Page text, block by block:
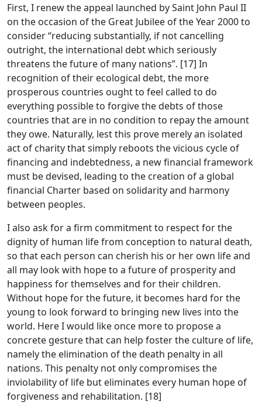
First, I renew the appeal launched by Saint John Paul II
on the occasion of the Great Jubilee of the Year 2000 to
consider “reducing substantially, if not cancelling
outright, the international debt which seriously
threatens the future of many nations”. [17] In
recognition of their ecological debt, the more
prosperous countries ought to feel called to do
everything possible to forgive the debts of those
countries that are in no condition to repay the amount
they owe. Naturally, lest this prove merely an isolated
act of charity that simply reboots the vicious cycle of
financing and indebtedness, a new financial framework
must be devised, leading to the creation of a global
financial Charter based on solidarity and harmony
between peoples.
I also ask for a firm commitment to respect for the
dignity of human life from conception to natural death,
so that each person can cherish his or her own life and
all may look with hope to a future of prosperity and
happiness for themselves and for their children.
Without hope for the future, it becomes hard for the
young to look forward to bringing new lives into the
world. Here I would like once more to propose a
concrete gesture that can help foster the culture of life,
namely the elimination of the death penalty in all
nations. This penalty not only compromises the
inviolability of life but eliminates every human hope of
forgiveness and rehabilitation. [18]